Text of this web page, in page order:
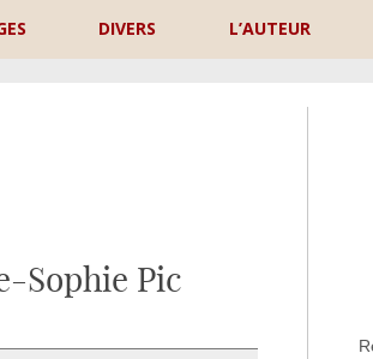
DIVERS L’AUTEUR
Sophie Pic